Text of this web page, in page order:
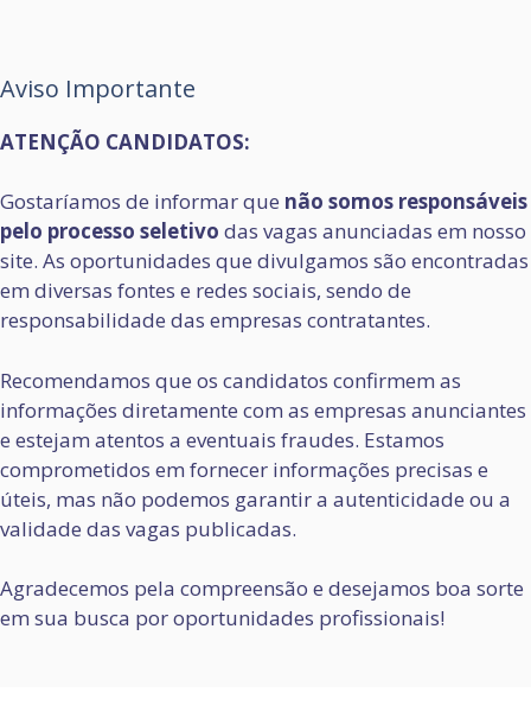
Aviso Importante
ATENÇÃO CANDIDATOS:
Gostaríamos de informar que não somos responsáveis
pelo processo seletivo das vagas anunciadas em nosso
site. As oportunidades que divulgamos são encontradas
em diversas fontes e redes sociais, sendo de
responsabilidade das empresas contratantes.
Recomendamos que os candidatos confirmem as
informações diretamente com as empresas anunciantes
e estejam atentos a eventuais fraudes. Estamos
comprometidos em fornecer informações precisas e
úteis, mas não podemos garantir a autenticidade ou a
validade das vagas publicadas.
Agradecemos pela compreensão e desejamos boa sorte
em sua busca por oportunidades profissionais!